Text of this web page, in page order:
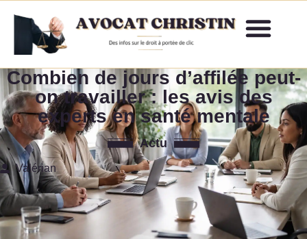
Combien de jours d’affilée peut-
on travailler : les avis des
experts en santé mentale
Actu
Valérian